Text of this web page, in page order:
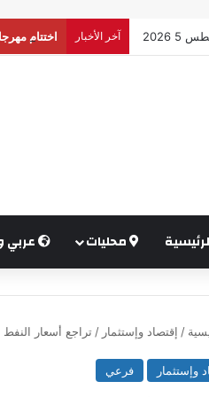
2026
آخر الأخبار اختتام
محليات عربي
/ إقتصاد وإستثمار / تراجع أسعار
وإستثمار فرعي